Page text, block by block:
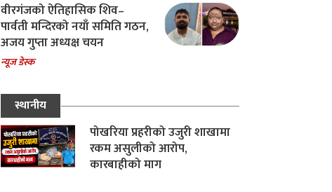
वीरगंजको ऐतिहासिक शिव–
पार्वती मन्दिरको नयाँ समिति गठन,
अजय गुप्ता अध्यक्ष चयन
न्यूज डेस्क
स्थानीय
पोखरिया प्रहरीको उजुरी शाखामा
रकम असुलीको आरोप,
कारबाहीको माग